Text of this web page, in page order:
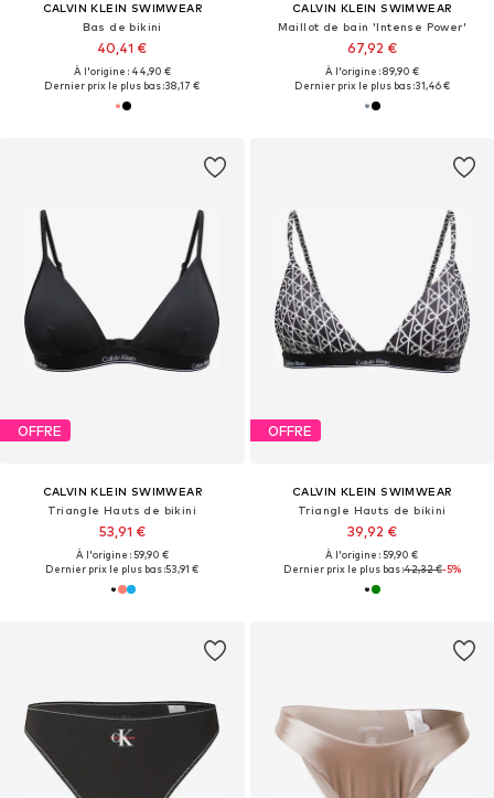
CALVIN KLEIN SWIMWEAR
Bas de bikini
40,41 €
À l'origine : 44,90 €
Dernier prix le plus bas :38,17 €
CALVIN KLEIN SWIMWEAR
Maillot de bain 'Intense Power'
67,92 €
À l'origine : 89,90 €
Dernier prix le plus bas :31,46 €
OFFRE
CALVIN KLEIN SWIMWEAR
Triangle Hauts de bikini
53,91 €
À l'origine : 59,90 €
Dernier prix le plus bas :53,91 €
OFFRE
CALVIN KLEIN SWIMWEAR
Triangle Hauts de bikini
39,92 €
À l'origine : 59,90 €
Dernier prix le plus bas :42,32 €-5%